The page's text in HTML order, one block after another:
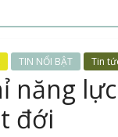
TIN NỔI BẬT Tin
năng
đới